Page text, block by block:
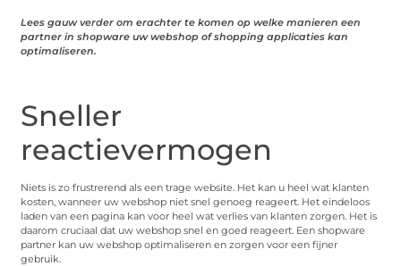
Lees gauw verder om erachter te komen op welke manieren een
partner in shopware uw webshop of shopping applicaties kan
optimaliseren.
Sneller
reactievermogen
Niets is zo frustrerend als een trage website. Het kan u heel wat klanten
kosten, wanneer uw webshop niet snel genoeg reageert. Het eindeloos
laden van een pagina kan voor heel wat verlies van klanten zorgen. Het is
daarom cruciaal dat uw webshop snel en goed reageert. Een shopware
partner kan uw webshop optimaliseren en zorgen voor een fijner
gebruik.